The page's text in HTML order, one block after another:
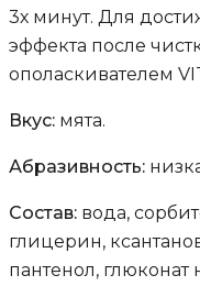
3х минут. Для
эффекта после
ополаскивателем
Вкус: мята.
Абразивность:
Состав: вода,
глицерин,
пантенол, глюконат